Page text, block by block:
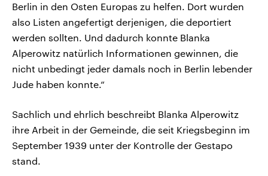
Berlin in den Osten Europas zu helfen. Dort wurden
also Listen angefertigt derjenigen, die deportiert
werden sollten. Und dadurch konnte Blanka
Alperowitz natürlich Informationen gewinnen, die
nicht unbedingt jeder damals noch in Berlin lebender
Jude haben konnte.“
Sachlich und ehrlich beschreibt Blanka Alperowitz
ihre Arbeit in der Gemeinde, die seit Kriegsbeginn im
September 1939 unter der Kontrolle der Gestapo
stand.